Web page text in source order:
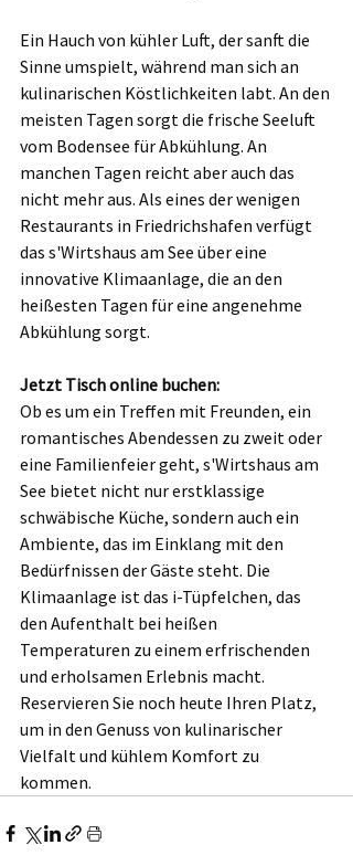
Ein Hauch von kühler Luft, der sanft die
Sinne umspielt, während man sich an
kulinarischen Köstlichkeiten labt. An den
meisten Tagen sorgt die frische Seeluft
vom Bodensee für Abkühlung. An
manchen Tagen reicht aber auch das
nicht mehr aus. Als eines der wenigen
Restaurants in Friedrichshafen verfügt
das s'Wirtshaus am See über eine
innovative Klimaanlage, die an den
heißesten Tagen für eine angenehme
Abkühlung sorgt.
Jetzt Tisch online buchen:
Ob es um ein Treffen mit Freunden, ein
romantisches Abendessen zu zweit oder
eine Familienfeier geht, s'Wirtshaus am
See bietet nicht nur erstklassige
schwäbische Küche, sondern auch ein
Ambiente, das im Einklang mit den
Bedürfnissen der Gäste steht. Die
Klimaanlage ist das i-Tüpfelchen, das
den Aufenthalt bei heißen
Temperaturen zu einem erfrischenden
und erholsamen Erlebnis macht.
Reservieren Sie noch heute Ihren Platz,
um in den Genuss von kulinarischer
Vielfalt und kühlem Komfort zu
kommen.